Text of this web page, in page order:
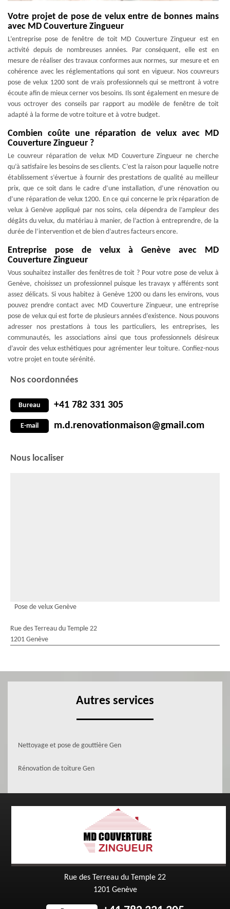
Votre projet de pose de velux entre de bonnes mains
avec MD Couverture Zingueur
L’entreprise pose de fenêtre de toit MD Couverture Zingueur est en
activité depuis de nombreuses années. Par conséquent, elle est en
mesure de réaliser des travaux conformes aux normes, sur mesure et en
cohérence avec les réglementations qui sont en vigueur. Nos couvreurs
pose de velux 1200 sont de vrais professionnels qui se mettront à votre
écoute afin de mieux cerner vos besoins. Ils sont également en mesure de
vous octroyer des conseils par rapport au modèle de fenêtre de toit
adapté à la forme de votre toiture et à votre budget.
Combien coûte une réparation de velux avec MD
Couverture Zingueur ?
Le couvreur réparation de velux MD Couverture Zingueur ne cherche
qu’à satisfaire les besoins de ses clients. C’est la raison pour laquelle notre
établissement s’évertue à fournir des prestations de qualité au meilleur
prix, que ce soit dans le cadre d’une installation, d’une rénovation ou
d’une réparation de velux 1200. En ce qui concerne le prix réparation de
velux à Genève appliqué par nos soins, cela dépendra de l’ampleur des
dégâts du velux, du matériau à manier, de l’action à entreprendre, de la
durée de l’intervention et de bien d’autres facteurs encore.
Entreprise pose de velux à Genève avec MD
Couverture Zingueur
Vous souhaitez installer des fenêtres de toit ? Pour votre pose de velux à
Genève, choisissez un professionnel puisque les travayx y afférents sont
assez délicats. Si vous habitez à Genève 1200 ou dans les environs, vous
pouvez prendre contact avec MD Couverture Zingueur, une entreprise
pose de velux qui est forte de plusieurs années d’existence. Nous pouvons
adresser nos prestations à tous les particuliers, les entreprises, les
communautés, les associations ainsi que tous professionnels désireux
d’avoir des velux esthétiques pour agrémenter leur toiture. Confiez-nous
votre projet en toute sérénité.
Nos coordonnées
Bureau +41 782 331 305
E-mail m.d.renovationmaison@gmail.com
Nous localiser
Pose de velux Genève
Rue des Terreau du Temple 22
1201 Genève
Autres services
Nettoyage et pose de gouttière Gen
Rénovation de toiture Gen
Rue des Terreau du Temple 22
1201 Genève